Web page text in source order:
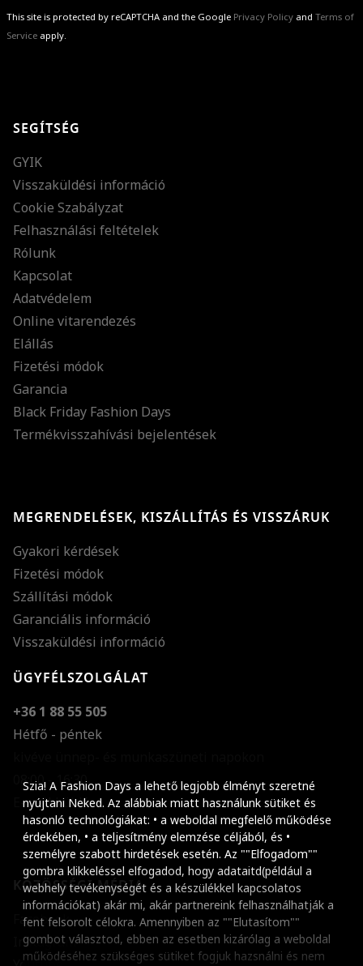
Szia! A Fashion Days a lehető legjobb élményt szeretné
nyújtani Neked. Az alábbiak miatt használunk sütiket és
hasonló technológiákat: • a weboldal megfelelő működése
érdekében, • a teljesítmény elemzése céljából, és •
személyre szabott hirdetések esetén. Az ""Elfogadom""
gombra klikkeléssel elfogadod, hogy adataitd(például a
webhely tevékenységét és a készülékkel kapcsolatos
információkat) akár mi, akár partnereink felhasználhatják a
fent felsorolt célokra. Amennyiben az ""Elutasítom""
gombot választod, ebben az esetben kizárólag a weboldal
működéséhez szükséges sütiket fogjuk hazsnálni és nem
This site is protected by reCAPTCHA and the Google Privacy Policy and Terms of
Service apply.
különleges ajánlatainkat és stílustippjeinket!
SEGÍTSÉG
GYIK
Visszaküldési információ
Cookie Szabályzat
Felhasználási feltételek
Rólunk
Kapcsolat
Adatvédelem
Online vitarendezés
Elállás
Fizetési módok
Garancia
Black Friday Fashion Days
Termékvisszahívási bejelentések
MEGRENDELÉSEK, KISZÁLLÍTÁS ÉS VISSZÁRUK
Gyakori kérdések
Fizetési módok
Szállítási módok
Garanciális információ
Visszaküldési információ
ÜGYFÉLSZOLGÁLAT
+36 1 88 55 505
Hétfő - péntek
08:00 - 16:30
E-mail küldése
KÖZÖSSÉGI MÉDIA
Facebook
Instagram
Szöveg méretének
Szóköz növelése
Szóköz csökkentése
Sortávolság
Sortávolság
Színek invertálása